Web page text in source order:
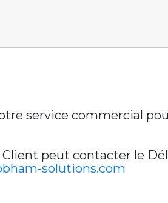
service commercial
peut contacter le
solutions.com